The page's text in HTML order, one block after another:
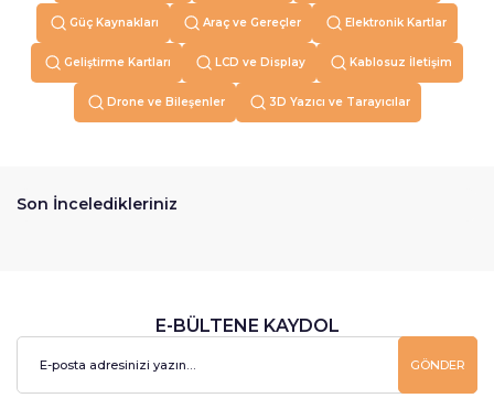
Güç Kaynakları Araç ve Gereçler Elektronik Kartlar
Geliştirme Kartları LCD ve Display Kablosuz İletişim
Drone ve Bileşenler 3D Yazıcı ve Tarayıcılar
Son İnceledikleriniz
E-BÜLTENE KAYDOL
GÖNDER